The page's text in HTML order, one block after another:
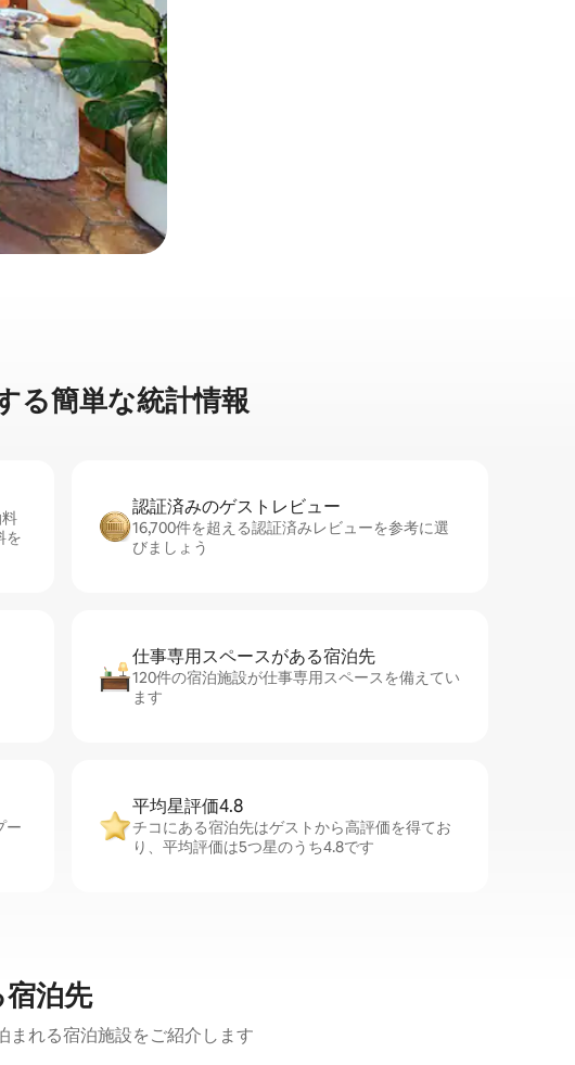
る簡⁠単⁠な統⁠計⁠情⁠報
を
認証済みのゲ⁠ス⁠ト⁠レ⁠ビ⁠ュ⁠ー
16,700件を超える認証済みレビューを参考に選
びましょう
仕事専用ス⁠ペ⁠ー⁠スがあ⁠る宿⁠泊⁠先
120件の宿泊施設が仕事専用スペースを備えてい
ます
ー
平均星評価4.8
チコにある宿泊先はゲストから高評価を得てお
り、平均評価は5つ星のうち4.8です
泊先
まれる宿泊施設をご紹介します